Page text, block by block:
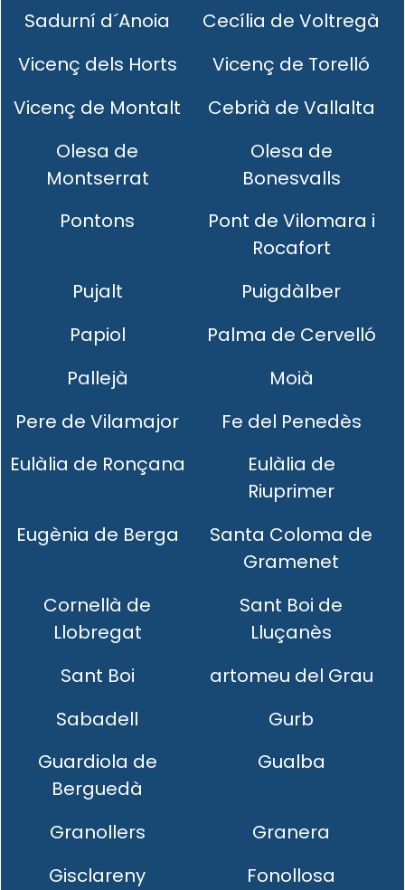
Sadurní d´Anoia
Cecília de Voltregà
Vicenç dels Horts
Vicenç de Torelló
Vicenç de Montalt
Cebrià de Vallalta
Olesa de
Montserrat
Olesa de
Bonesvalls
Pontons
Pont de Vilomara i
Rocafort
Pujalt
Puigdàlber
Papiol
Palma de Cervelló
Pallejà
Moià
Pere de Vilamajor
Fe del Penedès
Eulàlia de Ronçana
Eulàlia de
Riuprimer
Eugènia de Berga
Santa Coloma de
Gramenet
Cornellà de
Llobregat
Sant Boi de
Lluçanès
Sant Boi
artomeu del Grau
Sabadell
Gurb
Guardiola de
Berguedà
Gualba
Granollers
Granera
Gisclareny
Fonollosa